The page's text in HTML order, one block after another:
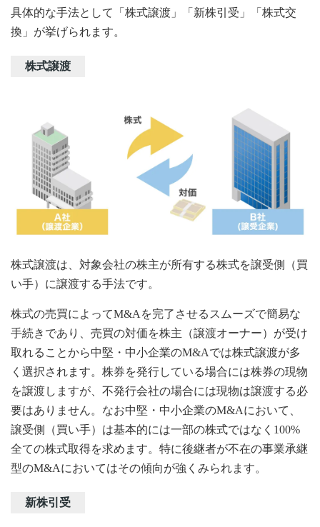
具体的な手法として「株式譲渡」「新株引受」「株式交
換」が挙げられます。
株式譲渡
株式譲渡は、対象会社の株主が所有する株式を譲受側（買
い手）に譲渡する手法です。
株式の売買によってM&Aを完了させるスムーズで簡易な
手続きであり、売買の対価を株主（譲渡オーナー）が受け
取れることから中堅・中小企業のM&Aでは株式譲渡が多
く選択されます。株券を発行している場合には株券の現物
を譲渡しますが、不発行会社の場合には現物は譲渡する必
要はありません。なお中堅・中小企業のM&Aにおいて、
譲受側（買い手）は基本的には一部の株式ではなく100%
全ての株式取得を求めます。特に後継者が不在の事業承継
型のM&Aにおいてはその傾向が強くみられます。
新株引受